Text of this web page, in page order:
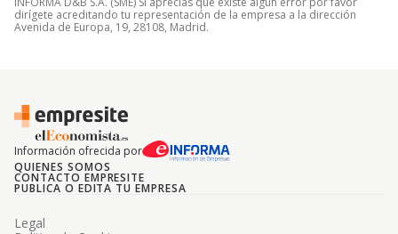
dirígete acreditando tu representación de la empresa a la dirección
Avenida de Europa, 19, 28108, Madrid.
Información ofrecida por
QUIENES SOMOS
CONTACTO EMPRESITE
PUBLICA O EDITA TU EMPRESA
Legal